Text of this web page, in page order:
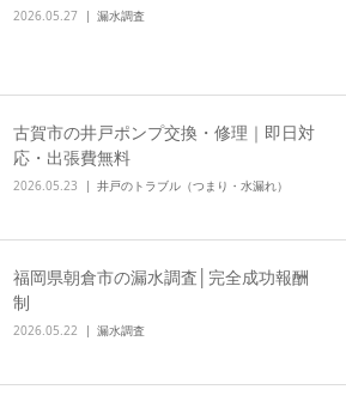
2026.05.27 漏水調査
古賀市の井戸ポンプ交換・修理｜即日対
応・出張費無料
2026.05.23 井戸のトラブル（つまり・水漏れ）
福岡県朝倉市の漏水調査│完全成功報酬
制
2026.05.22 漏水調査